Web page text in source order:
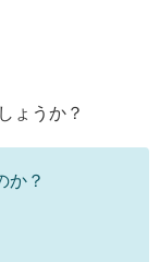
しょう か？
か？